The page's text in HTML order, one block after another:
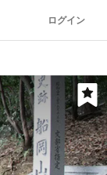
ログイン